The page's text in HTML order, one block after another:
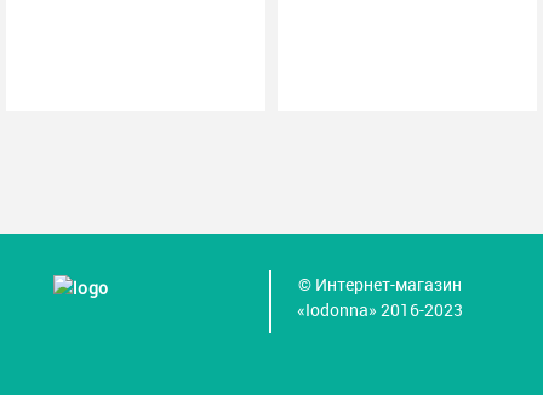
© Интернет-магазин
«Iodonna» 2016-2023